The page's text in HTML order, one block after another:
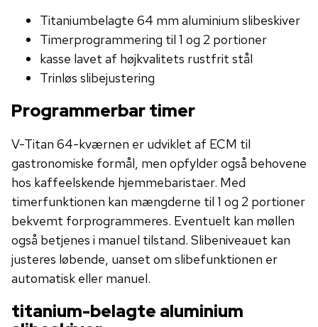
Titaniumbelagte 64 mm aluminium slibeskiver
Timerprogrammering til 1 og 2 portioner
kasse lavet af højkvalitets rustfrit stål
Trinløs slibejustering
Programmerbar timer
V-Titan 64-kværnen er udviklet af ECM til
gastronomiske formål, men opfylder også behovene
hos kaffeelskende hjemmebaristaer. Med
timerfunktionen kan mængderne til 1 og 2 portioner
bekvemt forprogrammeres. Eventuelt kan møllen
også betjenes i manuel tilstand. Slibeniveauet kan
justeres løbende, uanset om slibefunktionen er
automatisk eller manuel.
titanium-belagte aluminium